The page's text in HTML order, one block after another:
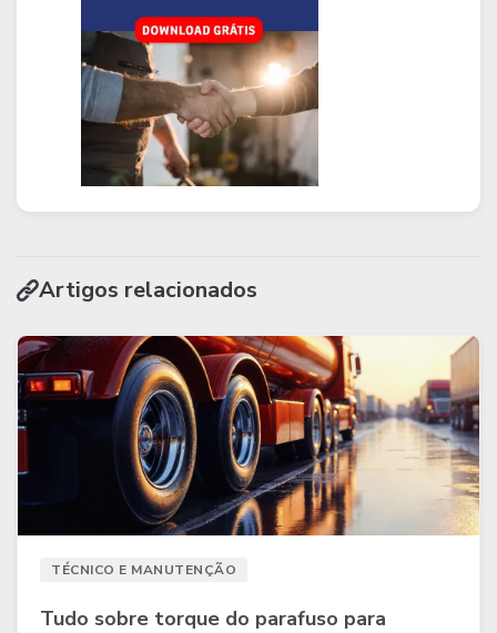
Artigos relacionados
TÉCNICO E MANUTENÇÃO
Tudo sobre torque do parafuso para